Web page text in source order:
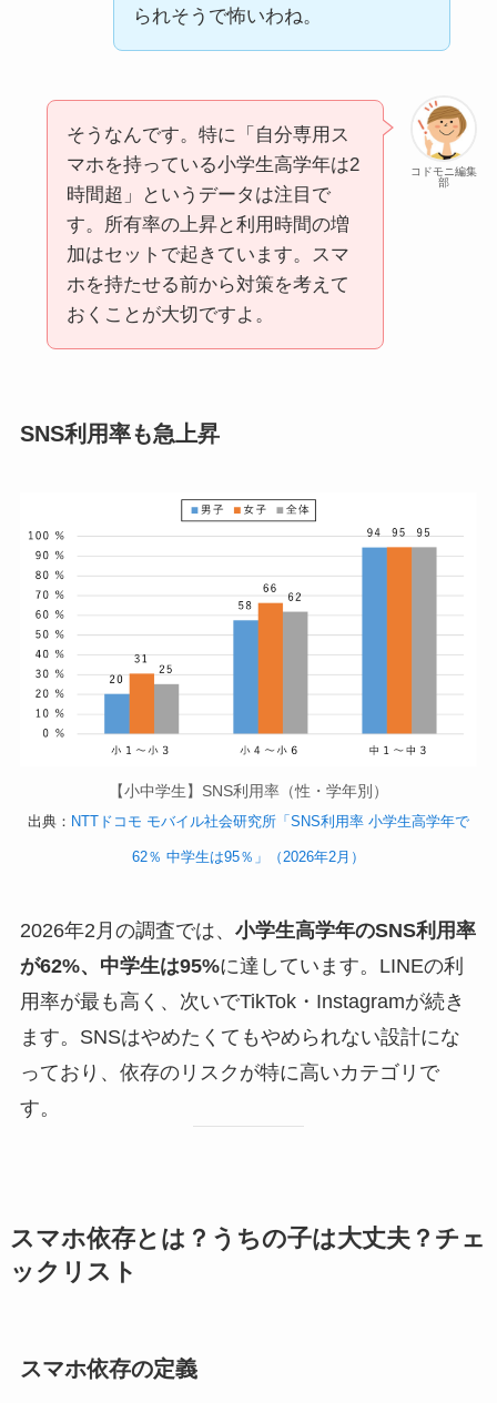
られそうで怖いわね。
コドモニ編集
部
そうなんです。特に「自分専用ス
マホを持っている小学生高学年は2
時間超」というデータは注目で
す。所有率の上昇と利用時間の増
加はセットで起きています。スマ
ホを持たせる前から対策を考えて
おくことが大切ですよ。
SNS利用率も急上昇
【小中学生】SNS利用率（性・学年別）
出典： NTTドコモ モバイル社会研究所「SNS利用率 小学生高学年で
62％ 中学生は95％」（2026年2月）
2026年2月の調査では、 小学生高学年のSNS利用率
が62%、中学生は95%に達しています。LINEの利
用率が最も高く、次いでTikTok・Instagramが続き
ます。SNSはやめたくてもやめられない設計にな
っており、依存のリスクが特に高いカテゴリで
す。
スマホ依存とは？うちの子は大丈夫？チェ
ックリスト
スマホ依存の定義